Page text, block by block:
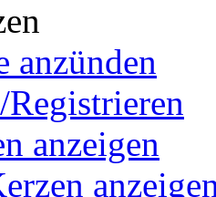
anzünden
anzeigen